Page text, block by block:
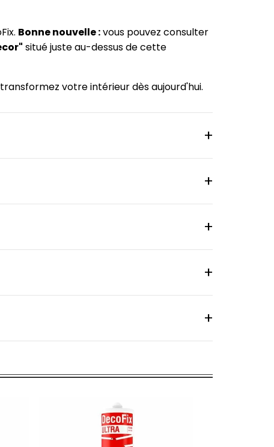
Bonne nouvelle :vous pouvez consulter
situé juste au-dessus de cette
votre intérieur dès aujourd'hui.